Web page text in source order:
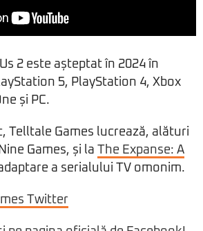
2 este așteptat în 2024 în
5, PlayStation 4, Xbox
și PC.
Telltale Games lucrează, alături
Games, și la
The Expanse: A
a serialului TV omonim.
Twitter